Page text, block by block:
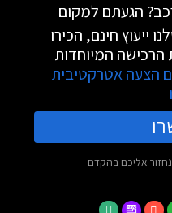
הגעתם למקום
ייעוץ חינם, הכירו
הרכישה המיוחדות
הצעה אטרקטיבית
אליכם בהקדם